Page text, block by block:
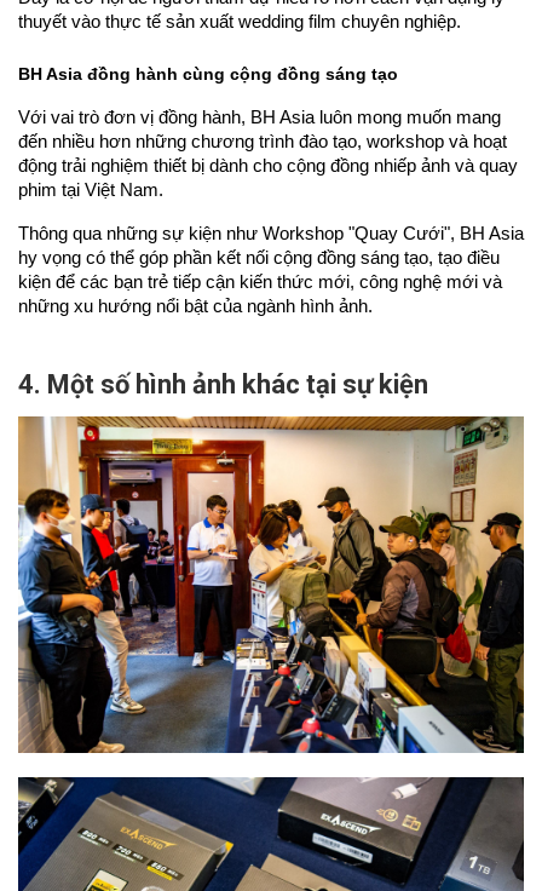
thuyết vào thực tế sản xuất wedding film chuyên nghiệp.
BH Asia đồng hành cùng cộng đồng sáng tạo
Với vai trò đơn vị đồng hành, BH Asia luôn mong muốn mang
đến nhiều hơn những chương trình đào tạo, workshop và hoạt
động trải nghiệm thiết bị dành cho cộng đồng nhiếp ảnh và quay
phim tại Việt Nam.
Thông qua những sự kiện như Workshop "Quay Cưới", BH Asia
hy vọng có thể góp phần kết nối cộng đồng sáng tạo, tạo điều
kiện để các bạn trẻ tiếp cận kiến thức mới, công nghệ mới và
những xu hướng nổi bật của ngành hình ảnh.
4. Một số hình ảnh khác tại sự kiện